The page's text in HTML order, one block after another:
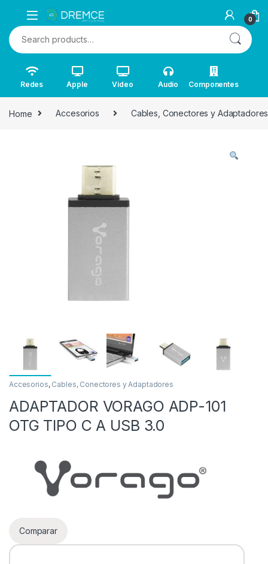
0
Search for:
Redes Apple Video Audio Componentes
Home Accesorios Cables, Conectores y Adaptadores
Accesorios, Cables, Conectores y Adaptadores
ADAPTADOR VORAGO ADP-101
OTG TIPO C A USB 3.0
Comparar